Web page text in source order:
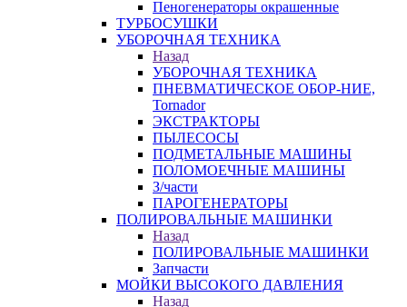
Пеногенераторы окрашенные
ТУРБОСУШКИ
УБОРОЧНАЯ ТЕХНИКА
Назад
УБОРОЧНАЯ ТЕХНИКА
ПНЕВМАТИЧЕСКОЕ ОБОР-НИЕ,
Tornador
ЭКСТРАКТОРЫ
ПЫЛЕСОСЫ
ПОДМЕТАЛЬНЫЕ МАШИНЫ
ПОЛОМОЕЧНЫЕ МАШИНЫ
З/части
ПАРОГЕНЕРАТОРЫ
ПОЛИРОВАЛЬНЫЕ МАШИНКИ
Назад
ПОЛИРОВАЛЬНЫЕ МАШИНКИ
Запчасти
МОЙКИ ВЫСОКОГО ДАВЛЕНИЯ
Назад